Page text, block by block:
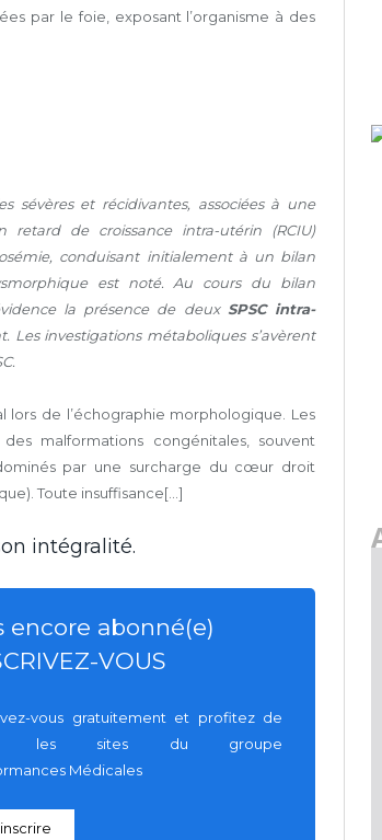
par le foie, exposant l’organisme à des
sévères et récidivantes, associées à une
de croissance intra-utérin (RCIU)
conduisant initialement à un bilan
est noté. Au cours du bilan
la présence de deux SPSC intra-
investigations métaboliques s’avèrent
de l’échographie morphologique. Les
malformations congénitales, souvent
par une surcharge du cœur droit
Toute insuffisance[...]
intégralité.
encore abonné(e)
VOUS
vous gratuitement et profitez de
les sites du groupe
Médicales